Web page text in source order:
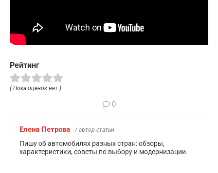
Рейтинг
( Пока оценок нет )
0
Елена Петрова / автор статьи
Пишу об автомобилях разных стран: обзоры,
характеристики, советы по выбору и модернизации.